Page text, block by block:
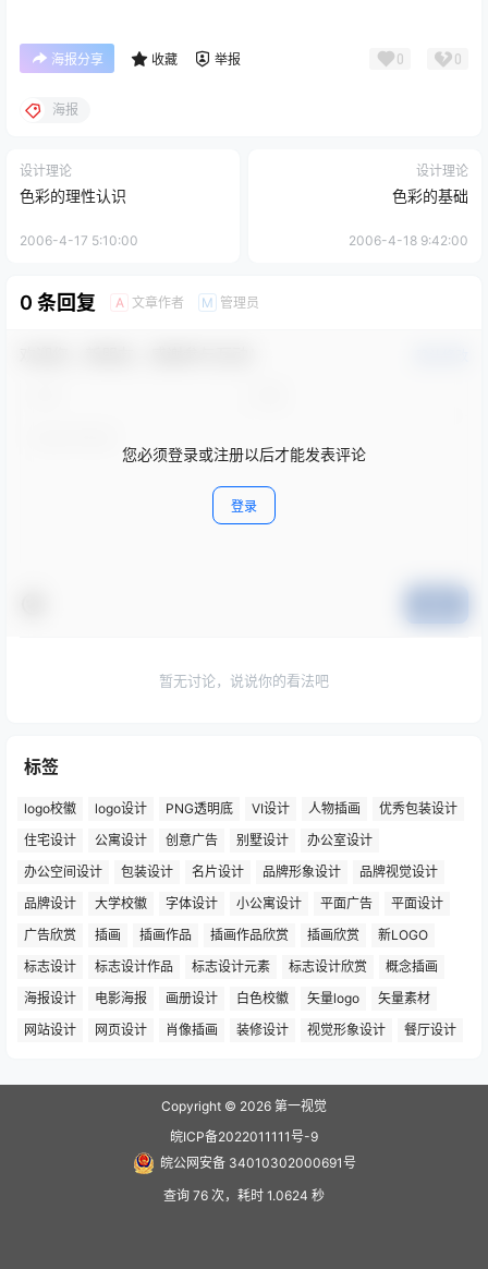
海报分享 收藏 举报 0 0
海报
设计理论
色彩的理性认识
2006-4-17 5:10:00
设计理论
色彩的基础
2006-4-18 9:42:00
0 条回复 A 文章作者 M 管理员
您必须登录或注册以后才能发表评论
登录
暂无讨论，说说你的看法吧
标签
logo校徽 logo设计 PNG透明底 VI设计 人物插画
优秀包装设计
住宅设计
公寓设计 创意广告 别墅设计
办公室设计
办公空间设计
包装设计 名片设计 品牌形象设计
品牌视觉设计
品牌设计
大学校徽 字体设计 小公寓设计 平面广告
平面设计
广告欣赏
插画 插画作品 插画作品欣赏 插画欣赏
新LOGO
标志设计
标志设计作品 标志设计元素 标志设计欣赏
概念插画
海报设计
电影海报 画册设计 白色校徽 矢量logo
矢量素材
网站设计
网页设计 肖像插画 装修设计 视觉形象设计 餐厅设计
Copyright © 2026 第一视觉
皖ICP备2022011111号-9
皖公网安备 34010302000691号
查询 76 次，耗时 1.0624 秒